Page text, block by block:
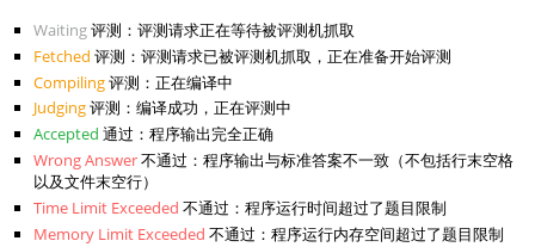
Waiting评测：评测请求正在等待被评测机抓取
Fetched 评测：评测请求已被评测机抓取，正在准备开始评测
Compiling评测：正在编译中
Judging评测：编译成功，正在评测中
Accepted 通过：程序输出完全正确
Wrong Answer不通过：程序输出与标准答案不一致（不包括行末空格
以及文件末空行）
Time Limit Exceeded 不通过：程序运行时间超过了题目限制
Memory Limit Exceeded 不通过：程序运行内存空间超过了题目限制